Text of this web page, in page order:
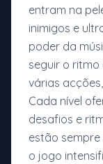
entram na
inimigos e
poder da
seguir o
várias
Cada nível
desafios e
estão
o jogo